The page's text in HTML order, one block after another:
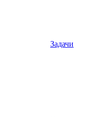
Задачи